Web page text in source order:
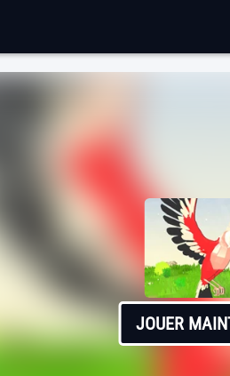
JOUER